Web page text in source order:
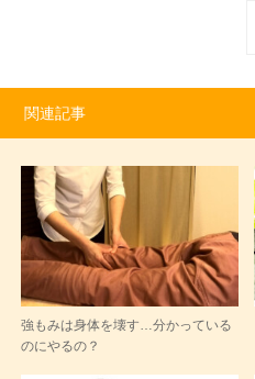
関連記事
強もみは身体を壊す…分かっている
のにやるの？